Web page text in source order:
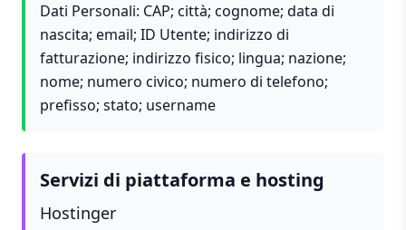
Dati Personali: CAP; città; cognome; data di
nascita; email; ID Utente; indirizzo di
fatturazione; indirizzo fisico; lingua; nazione;
nome; numero civico; numero di telefono;
prefisso; stato; username
Servizi di piattaforma e hosting
Hostinger